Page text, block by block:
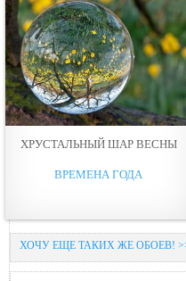
ХРУСТАЛЬНЫЙ ШАР ВЕСНЫ
ВРЕМЕНА ГОДА
ХОЧУ ЕЩЕ ТАКИХ ЖЕ ОБОЕВ!